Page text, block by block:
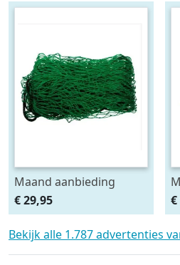
Maand aanbieding
Afdeknet 4x2 mtr maas
4.5 x 4.5 cm
€ 29,95 €
Bekijk alle 1.787 advertenties